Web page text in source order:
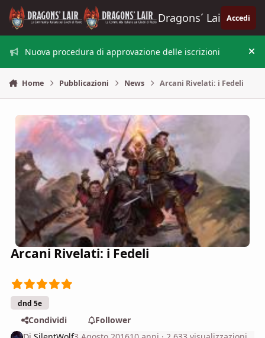
Vai al contenuto
Dragons´ Lair Accedi
Nuova procedura di approvazione delle iscrizioni
Home Pubblicazioni News Arcani Rivelati: i Fedeli
Arcani Rivelati: i Fedeli
dnd 5e
Condividi
Follower